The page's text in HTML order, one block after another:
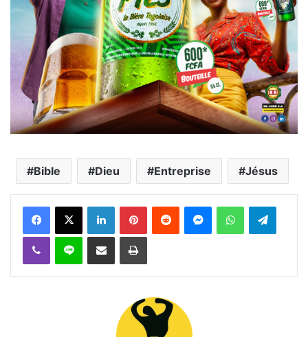
Bible Dieu Entreprise Jésus
FacebookX Linkedin PinterestReddit MessengerWhatsAppTelegram
Viber Ligne Partager par email Imprimer